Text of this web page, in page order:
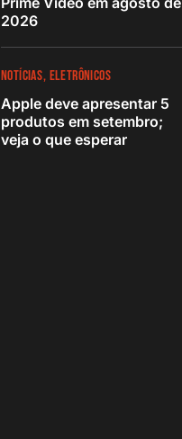
2026
NOTÍCIAS ELETRÔNICOS
Apple deve apresentar 5
produtos em setembro;
veja o que esperar